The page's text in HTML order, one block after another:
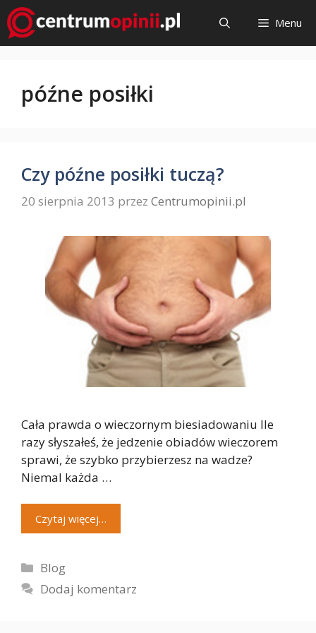
Przejdź
do
treści
Menu
późne posiłki
Czy późne posiłki tuczą?
20 sierpnia 2013 przez Centrumopinii.pl
Cała prawda o wieczornym biesiadowaniu Ile
razy słyszałeś, że jedzenie obiadów wieczorem
sprawi, że szybko przybierzesz na wadze?
Niemal każda …
Czytaj więcej…
Kategorie
Blog
Dodaj komentarz